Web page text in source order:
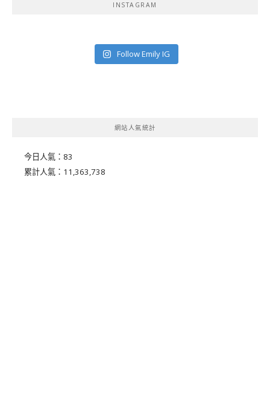
INSTAGRAM
Follow Emily IG
網站人氣統計
今日人氣： 83
累計人氣： 11,363,738